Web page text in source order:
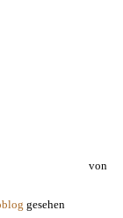
von
gesehen